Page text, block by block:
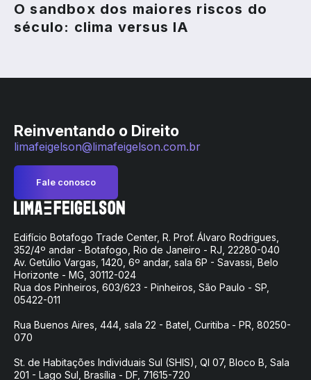
O sandbox dos maiores riscos do
século: clima versus IA
Reinventando o Direito
limafeigelson@limafeigelson.com.br
Fale conosco
Edifício Botafogo Trade Center, R. Prof. Álvaro Rodrigues,
352/4º andar - Botafogo, Rio de Janeiro - RJ, 22280-040
Av. Getúlio Vargas, 1420, 6º andar, sala 6P - Savassi, Belo
Horizonte - MG, 30112-024
Rua dos Pinheiros, 603/623 - Pinheiros, São Paulo - SP,
05422-011
Rua Buenos Aires, 444, sala 22 - Batel, Curitiba - PR, 80250-
070
St. de Habitações Individuais Sul (SHIS), QI 07, Bloco B, Sala
201 - Lago Sul, Brasília - DF, 71615-720